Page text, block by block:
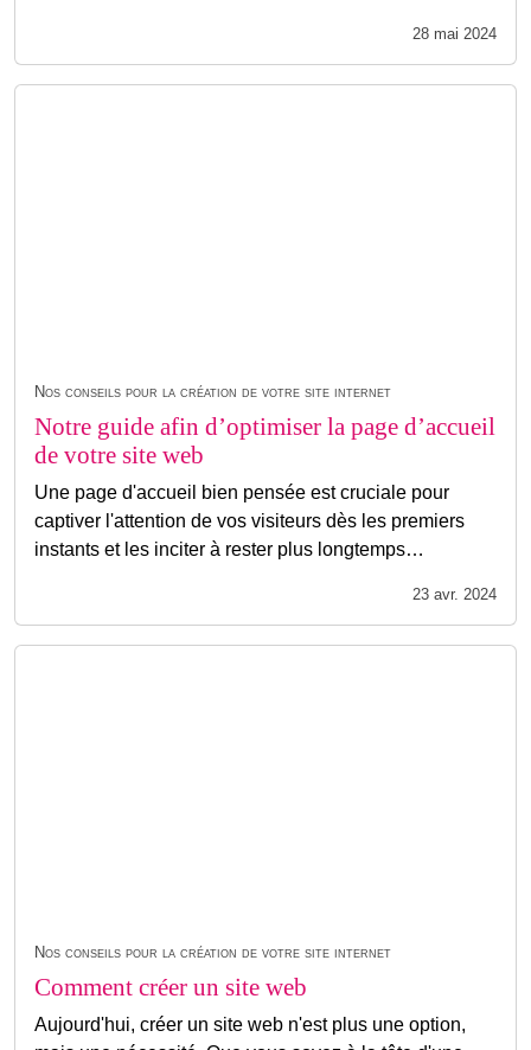
28 mai 2024
Nos conseils pour la création de votre site internet
Notre guide afin d’optimiser la page d’accueil
de votre site web
Une page d'accueil bien pensée est cruciale pour
captiver l'attention de vos visiteurs dès les premiers
instants et les inciter à rester plus longtemps…
23 avr. 2024
Nos conseils pour la création de votre site internet
Comment créer un site web
Aujourd'hui, créer un site web n'est plus une option,